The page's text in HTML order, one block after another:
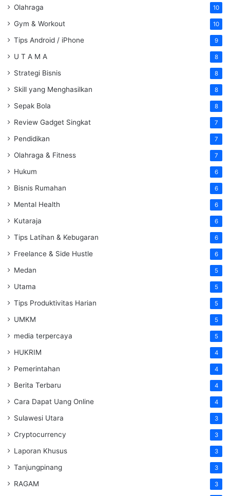
Olahraga 10
Gym & Workout 10
Tips Android / iPhone 9
U T A M A 8
Strategi Bisnis 8
Skill yang Menghasilkan 8
Sepak Bola 8
Review Gadget Singkat 7
Pendidikan 7
Olahraga & Fitness 7
Hukum 6
Bisnis Rumahan 6
Mental Health 6
Kutaraja 6
Tips Latihan & Kebugaran 6
Freelance & Side Hustle 6
Medan 5
Utama 5
Tips Produktivitas Harian 5
UMKM 5
media terpercaya 5
HUKRIM 4
Pemerintahan 4
Berita Terbaru 4
Cara Dapat Uang Online 4
Sulawesi Utara 3
Cryptocurrency 3
Laporan Khusus 3
Tanjungpinang 3
RAGAM 3